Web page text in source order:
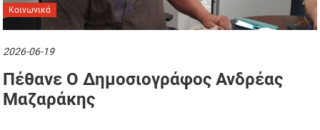
Κοινωνικά
2026-06-19
Πέθανε Ο Δημοσιογράφος Ανδρέας
Μαζαράκης